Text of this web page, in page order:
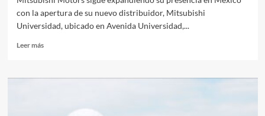
con la apertura de su nuevo distribuidor, Mitsubishi
Universidad, ubicado en Avenida Universidad,...
Leer másLeer
Mitsubishi